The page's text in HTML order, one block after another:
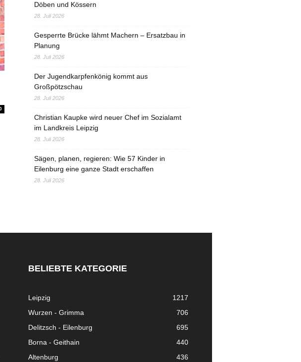
Döben und Kössern
28. Juli 2026
Gesperrte Brücke lähmt Machern – Ersatzbau in
Planung
28. Juli 2026
Der Jugendkarpfenkönig kommt aus
Großpötzschau
28. Juli 2026
Christian Kaupke wird neuer Chef im Sozialamt
im Landkreis Leipzig
28. Juli 2026
Sägen, planen, regieren: Wie 57 Kinder in
Eilenburg eine ganze Stadt erschaffen
28. Juli 2026
BELIEBTE KATEGORIE
Leipzig
1217
Wurzen - Grimma
706
Delitzsch - Eilenburg
695
Borna - Geithain
440
Altenburg
436